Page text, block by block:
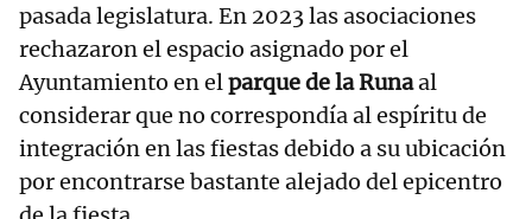
pasada legislatura. En 2023 las asociaciones
rechazaron el espacio asignado por el
Ayuntamiento en elparque de la Runaal
considerar que no correspondía al espíritu de
integración en las fiestas debido a su ubicación
por encontrarse bastante alejado del epicentro